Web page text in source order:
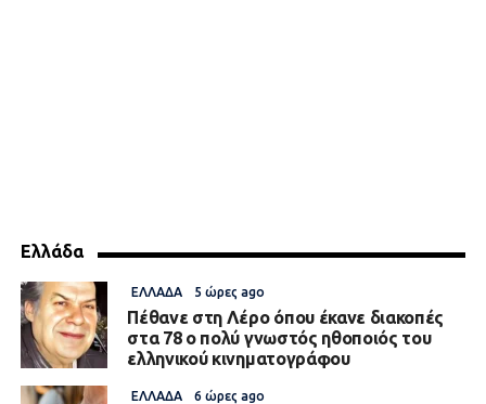
Ελλάδα
ΕΛΛΆΔΑ 5 ώρες ago
Πέθανε στη Λέρο όπου έκανε διακοπές
στα 78 ο πολύ γνωστός ηθοποιός του
ελληνικού κινηματογράφου
ΕΛΛΆΔΑ 6 ώρες ago